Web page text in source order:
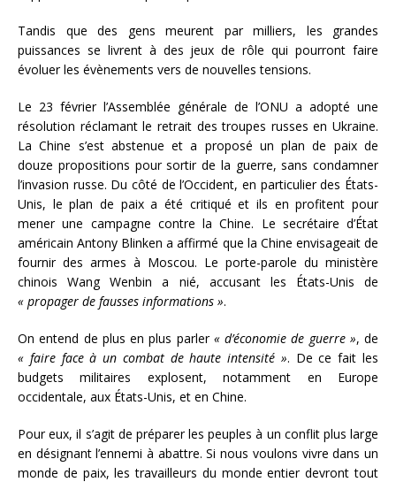
Tandis que des gens meurent par milliers, les grandes
puissances se livrent à des jeux de rôle qui pourront faire
évoluer les évènements vers de nouvelles tensions.
Le 23 février l’Assemblée générale de l’ONU a adopté une
résolution réclamant le retrait des troupes russes en Ukraine.
La Chine s’est abstenue et a proposé un plan de paix de
douze propositions pour sortir de la guerre, sans condamner
l’invasion russe. Du côté de l’Occident, en particulier des États-
Unis, le plan de paix a été critiqué et ils en profitent pour
mener une campagne contre la Chine. Le secrétaire d’État
américain Antony Blinken a affirmé que la Chine envisageait de
fournir des armes à Moscou. Le porte-parole du ministère
chinois Wang Wenbin a nié, accusant les États-Unis de
« propager de fausses informations ».
On entend de plus en plus parler « d’économie de guerre », de
« faire face à un combat de haute intensité ». De ce fait les
budgets militaires explosent, notamment en Europe
occidentale, aux États-Unis, et en Chine.
Pour eux, il s’agit de préparer les peuples à un conflit plus large
en désignant l’ennemi à abattre. Si nous voulons vivre dans un
monde de paix, les travailleurs du monde entier devront tout